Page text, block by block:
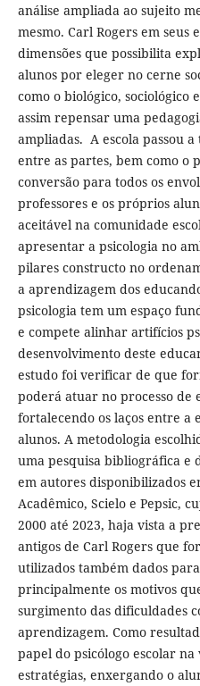
análise ampliada ao sujeito
mesmo. Carl Rogers em
dimensões que possibilita
alunos por eleger no cerne
como o biológico, sociológico
assim repensar uma
ampliadas. A escola passou
entre as partes, bem como o
conversão para todos os
professores e os próprios
aceitável na comunidade
apresentar a psicologia no
pilares constructo no
a aprendizagem dos
psicologia tem um espaço
e compete alinhar artifícios
desenvolvimento deste
estudo foi verificar de que
poderá atuar no processo de
fortalecendo os laços entre a
alunos. A metodologia
uma pesquisa bibliográfica e
em autores disponibilizados
Acadêmico, Scielo e Pepsic,
2000 até 2023, haja vista a
antigos de Carl Rogers que
utilizados também dados
principalmente os motivos
surgimento das dificuldades
aprendizagem. Como
papel do psicólogo escolar na
estratégias, enxergando o